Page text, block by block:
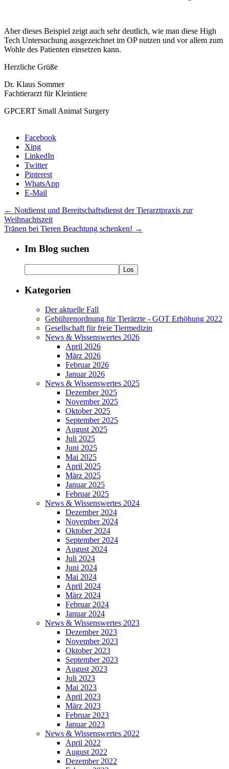
Aber dieses Beispiel zeigt auch sehr deutlich, wie man diese High
Tech Untersuchung ausgezeichnet im OP nutzen und vor allem zum
Wohle des Patienten einsetzen kann.
Herzliche Grüße
Dr. Klaus Sommer
Fachtierarzt für Kleintiere
GPCERT Small Animal Surgery
Facebook
Xing
LinkedIn
Twitter
Pinterest
WhatsApp
E-Mail
← Notdienst und Bereitschaftsdienst der Tierarztpraxis zur
Weihnachtszeit
Tränen bei Tieren Beachtung schenken! →
Im Blog suchen
Kategorien
Der aktuelle Fall
Gebührenordnung für Tierärzte - GOT Erhöhung 2022
Gesellschaft für freie Tiermedizin
News & Wissenswertes 2026
April 2026
März 2026
Februar 2026
Januar 2026
News & Wissenswertes 2025
Dezember 2025
November 2025
Oktober 2025
September 2025
August 2025
Juli 2025
Juni 2025
Mai 2025
April 2025
März 2025
Januar 2025
Februar 2025
News & Wissenswertes 2024
Dezember 2024
November 2024
Oktober 2024
September 2024
August 2024
Juli 2024
Juni 2024
Mai 2024
April 2024
März 2024
Februar 2024
Januar 2024
News & Wissenswertes 2023
Dezember 2023
November 2023
Oktober 2023
September 2023
August 2023
Juli 2023
Mai 2023
April 2023
März 2023
Februar 2023
Januar 2023
News & Wissenswertes 2022
April 2022
August 2022
Dezember 2022